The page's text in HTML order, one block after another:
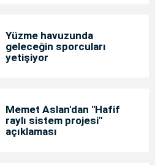
Yüzme havuzunda
geleceğin sporcuları
yetişiyor
Memet Aslan'dan "Hafif
raylı sistem projesi"
açıklaması